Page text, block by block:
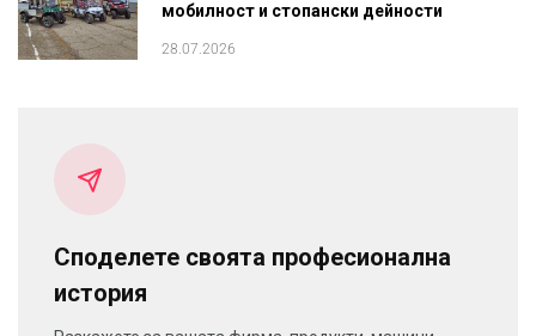
мобилност и стопански дейности
28.07.2026
Споделете своята професионална
история